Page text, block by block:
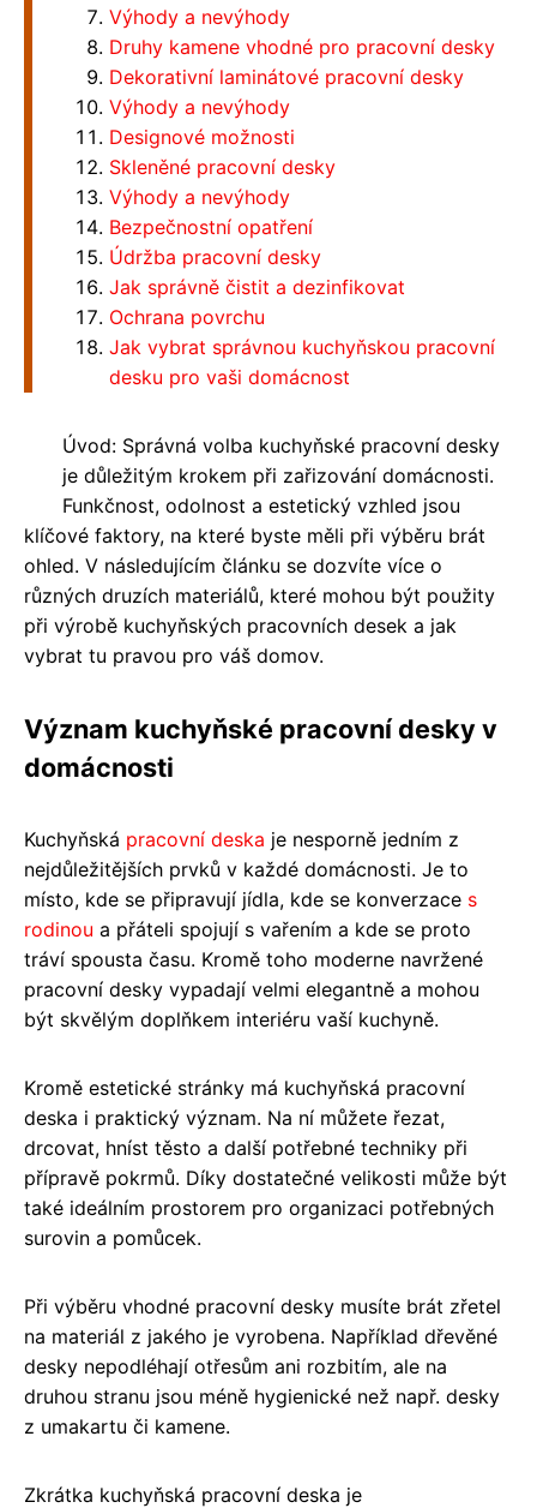
Výhody a nevýhody
Druhy kamene vhodné pro pracovní desky
Dekorativní laminátové pracovní desky
Výhody a nevýhody
Designové možnosti
Skleněné pracovní desky
Výhody a nevýhody
Bezpečnostní opatření
Údržba pracovní desky
Jak správně čistit a dezinfikovat
Ochrana povrchu
Jak vybrat správnou kuchyňskou pracovní
desku pro vaši domácnost
Úvod: Správná volba kuchyňské pracovní desky
je důležitým krokem při zařizování domácnosti.
Funkčnost, odolnost a estetický vzhled jsou
klíčové faktory, na které byste měli při výběru brát
ohled. V následujícím článku se dozvíte více o
různých druzích materiálů, které mohou být použity
při výrobě kuchyňských pracovních desek a jak
vybrat tu pravou pro váš domov.
Význam kuchyňské pracovní desky v
domácnosti
Kuchyňská pracovní deska je nesporně jedním z
nejdůležitějších prvků v každé domácnosti. Je to
místo, kde se připravují jídla, kde se konverzace s
rodinou a přáteli spojují s vařením a kde se proto
tráví spousta času. Kromě toho moderne navržené
pracovní desky vypadají velmi elegantně a mohou
být skvělým doplňkem interiéru vaší kuchyně.
Kromě estetické stránky má kuchyňská pracovní
deska i praktický význam. Na ní můžete řezat,
drcovat, hníst těsto a další potřebné techniky při
přípravě pokrmů. Díky dostatečné velikosti může být
také ideálním prostorem pro organizaci potřebných
surovin a pomůcek.
Při výběru vhodné pracovní desky musíte brát zřetel
na materiál z jakého je vyrobena. Například dřevěné
desky nepodléhají otřesům ani rozbitím, ale na
druhou stranu jsou méně hygienické než např. desky
z umakartu či kamene.
Zkrátka kuchyňská pracovní deska je